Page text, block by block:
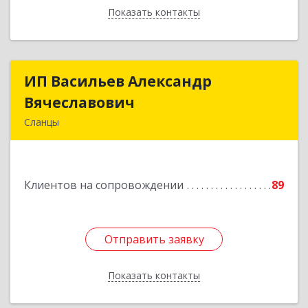
Показать контакты
Назад
ИП Васильев Александр
Вячеславович
Сланцы
Клиентов на сопровождении 89
Отправить заявку
Показать контакты
ИП Васильев Александр
Подробнее
Отправить заявку
Назад